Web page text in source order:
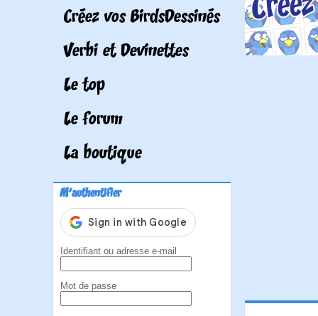
Créez vos BirdsDessinés
Verbi et Devinettes
Le top
Le forum
La boutique
M'authentifier
Identifiant ou adresse e-mail
Mot de passe